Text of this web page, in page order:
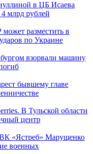
в ЦБ Исаева
млрд рублей
разместить в
по Украине
взорвали машину
бывшему главе
В Тульской области
центр
«Ястреб» Марущенко
военных